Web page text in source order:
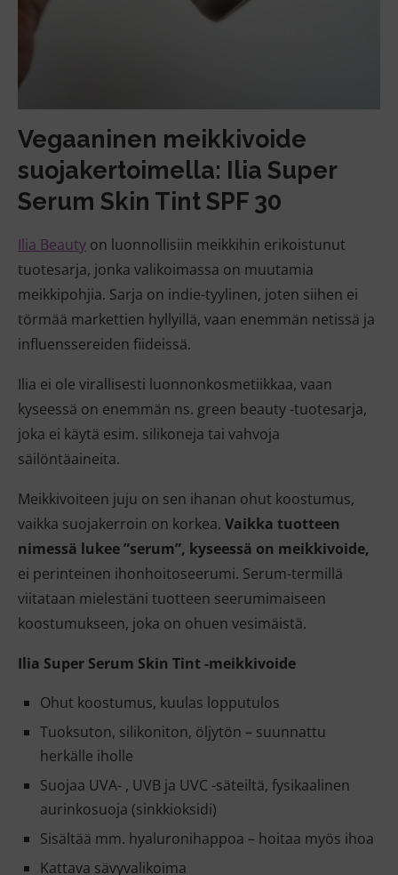
Vegaaninen meikkivoide
suojakertoimella: Ilia Super
Serum Skin Tint SPF 30
Ilia Beauty on luonnollisiin meikkihin erikoistunut
tuotesarja, jonka valikoimassa on muutamia
meikkipohjia. Sarja on indie-tyylinen, joten siihen ei
törmää markettien hyllyillä, vaan enemmän netissä ja
influenssereiden fiideissä.
Ilia ei ole virallisesti luonnonkosmetiikkaa, vaan
kyseessä on enemmän ns. green beauty -tuotesarja,
joka ei käytä esim. silikoneja tai vahvoja
säilöntäaineita.
Meikkivoiteen juju on sen ihanan ohut koostumus,
vaikka suojakerroin on korkea. Vaikka tuotteen
nimessä lukee ”serum”, kyseessä on meikkivoide,
ei perinteinen ihonhoitoseerumi. Serum-termillä
viitataan mielestäni tuotteen seerumimaiseen
koostumukseen, joka on ohuen vesimäistä.
Ilia Super Serum Skin Tint -meikkivoide
Ohut koostumus, kuulas lopputulos
Tuoksuton, silikoniton, öljytön – suunnattu
herkälle iholle
Suojaa UVA- , UVB ja UVC -säteiltä, fysikaalinen
aurinkosuoja (sinkkioksidi)
Sisältää mm. hyaluronihappoa – hoitaa myös ihoa
Kattava sävyvalikoima